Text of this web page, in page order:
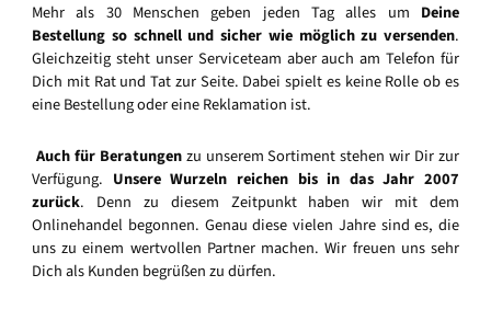
Mehr als 30 Menschen geben jeden Tag alles um Deine
Bestellung so schnell und sicher wie möglich zu versenden.
Gleichzeitig steht unser Serviceteam aber auch am Telefon für
Dich mit Rat und Tat zur Seite. Dabei spielt es keine Rolle ob es
eine Bestellung oder eine Reklamation ist.
Auch für Beratungenzu unserem Sortiment stehen wir Dir zur
Verfügung. Unsere Wurzeln reichen bis in das Jahr 2007
zurück. Denn zu diesem Zeitpunkt haben wir mit dem
Onlinehandel begonnen. Genau diese vielen Jahre sind es, die
uns zu einem wertvollen Partner machen. Wir freuen uns sehr
Dich als Kunden begrüßen zu dürfen.